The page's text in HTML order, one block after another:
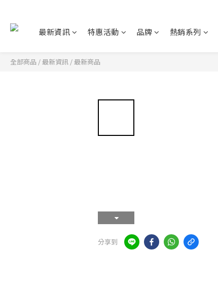
最新資訊 特惠活動 品牌 熱銷系列
全部商品 /最新資訊 /最新商品
分享到